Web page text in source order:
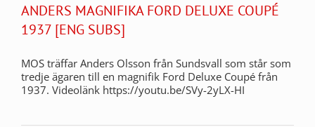
ANDERS MAGNIFIKA FORD DELUXE COUPÉ
1937 [ENG SUBS]
MOS träffar Anders Olsson från Sundsvall som står som
tredje ägaren till en magnifik Ford Deluxe Coupé från
1937. Videolänk https://youtu.be/SVy-2yLX-HI